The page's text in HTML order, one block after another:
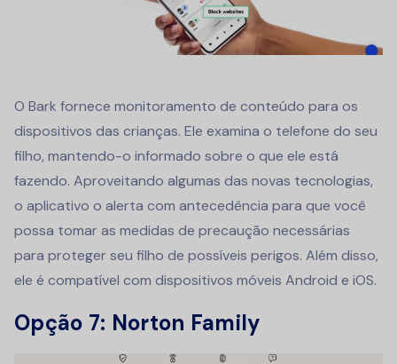
O Bark fornece monitoramento de conteúdo para os
dispositivos das crianças. Ele examina o telefone do seu
filho, mantendo-o informado sobre o que ele está
fazendo. Aproveitando algumas das novas tecnologias,
o aplicativo o alerta com antecedência para que você
possa tomar as medidas de precaução necessárias
para proteger seu filho de possíveis perigos. Além disso,
ele é compatível com dispositivos móveis Android e iOS.
Opção 7: Norton Family